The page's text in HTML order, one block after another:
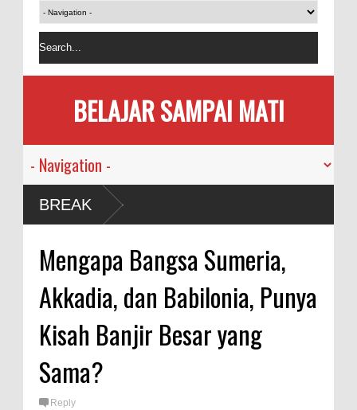
BELAJAR SAMPAI MATI
BREAK
Mengapa Bangsa Sumeria,
Akkadia, dan Babilonia, Punya
Kisah Banjir Besar yang
Sama?
Reply